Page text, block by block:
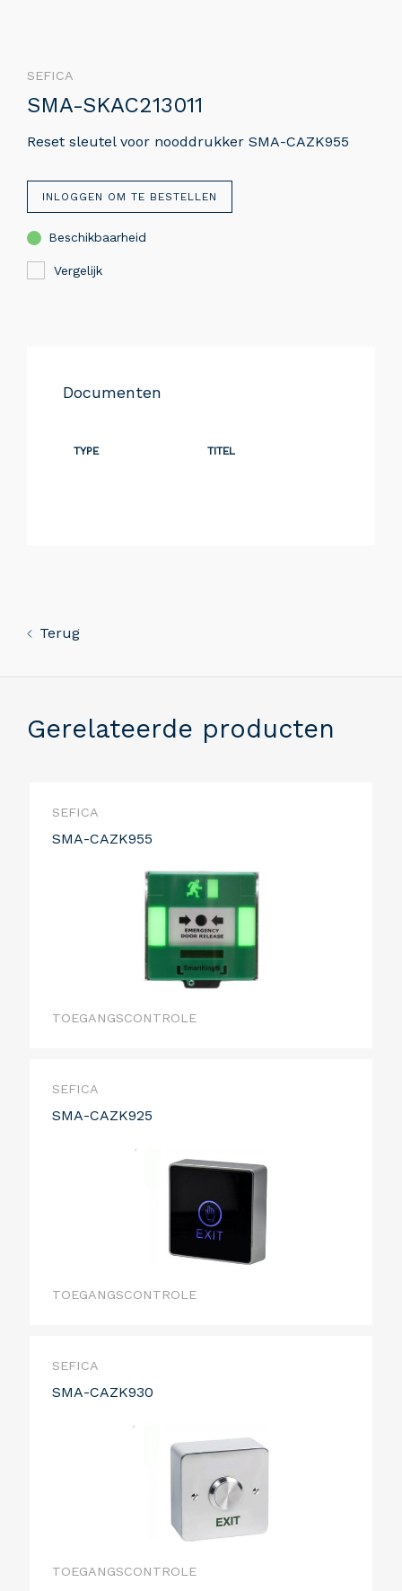
SEFICA
SMA-SKAC213011
Reset sleutel voor nooddrukker SMA-CAZK955
INLOGGEN OM TE BESTELLEN
Beschikbaarheid
Vergelijk
Documenten
TYPE TITEL
Terug
Gerelateerde producten
SEFICA
SMA-CAZK955
TOEGANGSCONTROLE
SEFICA
SMA-CAZK925
TOEGANGSCONTROLE
SEFICA
SMA-CAZK930
TOEGANGSCONTROLE